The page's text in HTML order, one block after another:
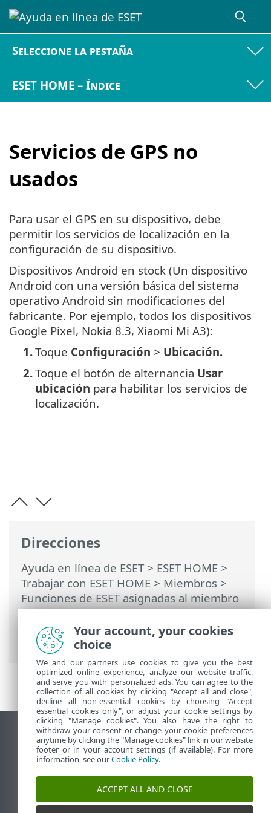
Seleccione la pestaña
ESET HOME – Índice
Servicios de GPS no
usados
Direcciones
Ayuda en línea de ESET> ESET HOME >
Trabajar con ESET HOME > Miembros >
Funciones de ESET asignadas al miembro
>Antirrobo>Dispositivos protegidos por
Antirrobo >Optimización > Usuarios de
Android > Servicios de GPS no usados
Para usar el GPS en su dispositivo, debe
permitir los servicios de localización en la
configuración de su dispositivo.
Dispositivos Android en stock (Un dispositivo
Android con una versión básica del sistema
operativo Android sin modificaciones del
fabricante. Por ejemplo, todos los dispositivos
Google Pixel, Nokia 8.3, Xiaomi Mi A3):
1.Toque Configuración > Ubicación.
2.Toque el botón de alternancia Usar
ubicación para habilitar los servicios de
localización.
Ver sitio para ordenador
End of Life
Base de conocimiento de ESET
Foro de ESET
ESET Status Portal
Your account, your cookies
choice
We and our partners use cookies to give you the best
optimized online experience, analyze our website traffic,
and serve you with personalized ads. You can agree to the
collection of all cookies by clicking "Accept all and close",
decline all non-essential cookies by choosing "Accept
essential cookies only", or adjust your cookie settings by
clicking "Manage cookies". You also have the right to
withdraw your consent or change your cookie preferences
anytime by clicking the "Manage cookies" link in our website
footer or in your account settings (if available). For more
information, see ourCookie Policy.
ACCEPT ALL AND CLOSE